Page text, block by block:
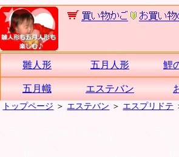
雛人形 五月人形 鯉
五月幟 エステバン
トップページ ＞ エステバン ＞ エスプリドテ